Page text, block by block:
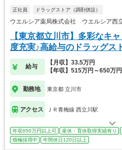
正社員 ドラッグストア（調剤併設）
ウエルシア薬局株式会社 ウエルシア西
【東京都立川市】多彩なキ
度充実♪高給与のドラッグ
給与
【月収】33.5万円
【年収】515万円～650万円
勤務地 東京都 立川市
アクセス ＪＲ青梅線 西立川駅
年収650万円以上可 産休・育休取得実績有り
積極採用中
年間休日120日以上